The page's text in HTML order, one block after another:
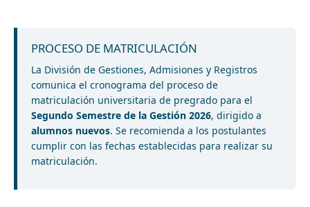
PROCESO DE MATRICULACIÓN
La División de Gestiones, Admisiones y Registros
comunica el cronograma del proceso de
matriculación universitaria de pregrado para el
Segundo Semestre de la Gestión 2026, dirigido a
alumnos nuevos. Se recomienda a los postulantes
cumplir con las fechas establecidas para realizar su
matriculación.